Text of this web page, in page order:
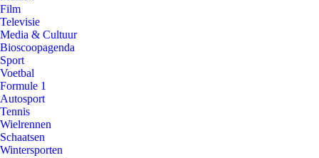
Film
Televisie
Media & Cultuur
Bioscoopagenda
Sport
Voetbal
Formule 1
Autosport
Tennis
Wielrennen
Schaatsen
Wintersporten